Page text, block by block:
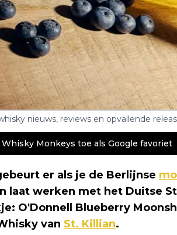
nieuws, reviews en opvallende
Whisky Monkeys toe als Google favoriet
er als je de Berlijnse
laat werken met het Duitse
O'Donnell Blueberry
van St. Killian.